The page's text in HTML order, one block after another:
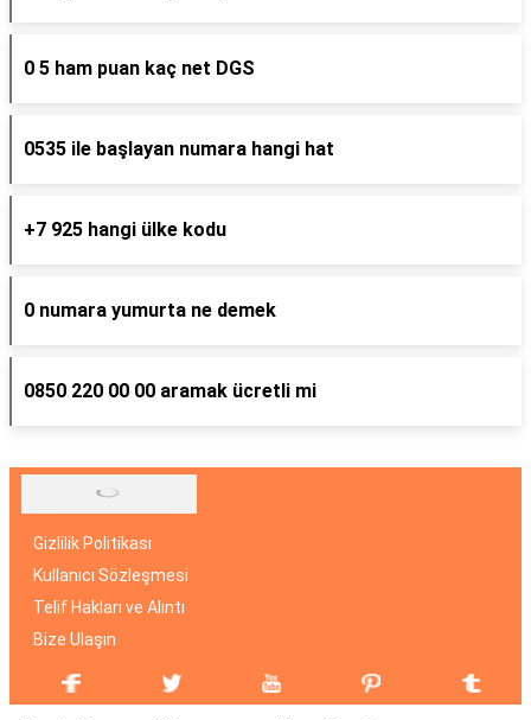
0 5 ham puan kaç net DGS
0535 ile başlayan numara hangi hat
+7 925 hangi ülke kodu
0 numara yumurta ne demek
0850 220 00 00 aramak ücretli mi
Gizlilik Politikası
Kullanıcı Sözleşmesi
Telif Hakları ve Alıntı
Bize Ulaşın